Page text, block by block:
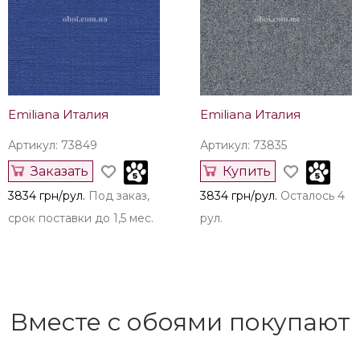
Emiliana Италия
Артикул: 73849
Заказать
3834 грн/рул. Под заказ,
срок поставки до 1,5 мес.
Emiliana Италия
Артикул: 73835
Купить
3834 грн/рул. Осталось 4
рул.
Вместе с обоями покупают